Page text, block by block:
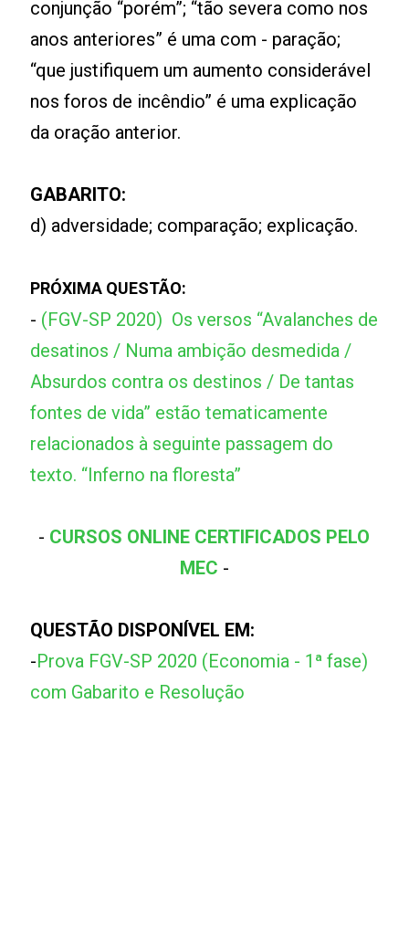
conjunção “porém”; “tão severa como nos
anos anteriores” é uma com - paração;
“que justifiquem um aumento considerável
nos foros de incêndio” é uma explicação
da oração anterior.
GABARITO:
d) adversidade; comparação; explicação.
PRÓXIMA QUESTÃO:
- (FGV-SP 2020) Os versos “Avalanches de
desatinos / Numa ambição desmedida /
Absurdos contra os destinos / De tantas
fontes de vida” estão tematicamente
relacionados à seguinte passagem do
texto. “Inferno na floresta”
- CURSOS ONLINE CERTIFICADOS PELO
MEC -
QUESTÃO DISPONÍVEL EM:
-Prova FGV-SP 2020 (Economia - 1ª fase)
com Gabarito e Resolução